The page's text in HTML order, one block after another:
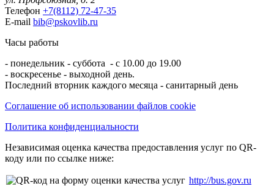
Телефон +7(8112) 72-47-35
E-mail bib@pskovlib.ru
Часы работы
- понедельник - суббота - с 10.00 до 19.00
- воскресенье - выходной день.
Последний вторник каждого месяца - санитарный день
Соглашение об использовании файлов cookie
Политика конфиденциальности
Независимая оценка качества предоставления услуг по QR-
коду или по ссылке ниже:
http://bus.gov.ru